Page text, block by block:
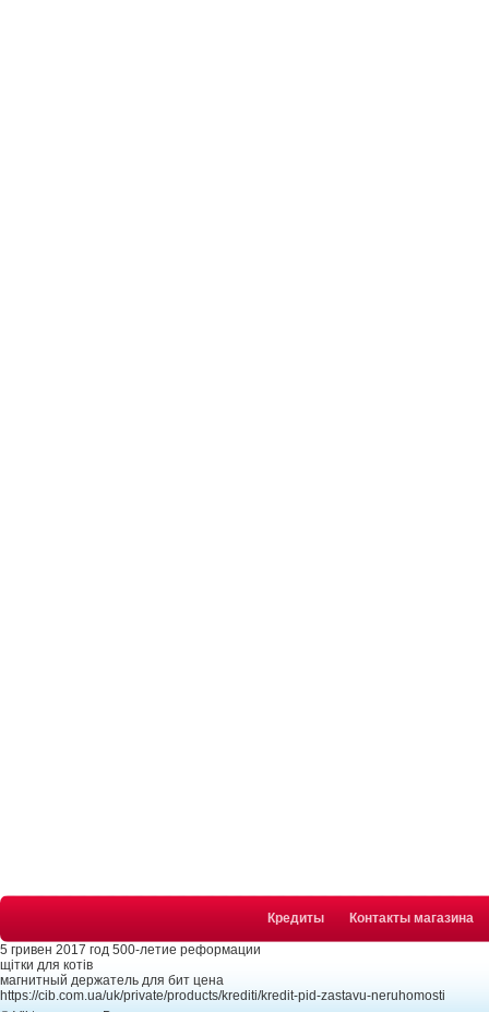
Кредиты Контакты магазина
5 гривен 2017 год 500-летие реформации
щітки для котів
магнитный держатель для бит цена
https://cib.com.ua/uk/private/products/krediti/kredit-pid-zastavu-neruhomosti